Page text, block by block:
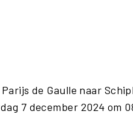
de Gaulle naar
7 december 2024 om